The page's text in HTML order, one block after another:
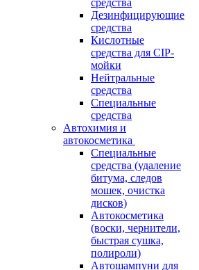
средства
Дезинфицирующие
средства
Кислотные
средства для CIP-
мойки
Нейтральные
средства
Специальные
средства
Автохимия и
автокосметика
Специальные
средства (удаление
битума, следов
мошек, очистка
дисков)
Автокосметика
(воски, чернители,
быстрая сушка,
полироли)
Автошампуни для